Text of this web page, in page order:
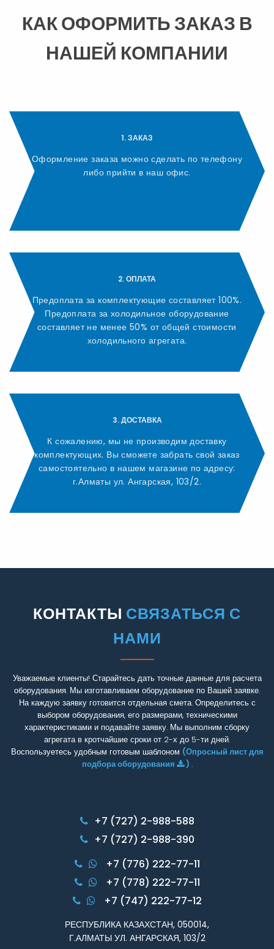
КАК ОФОРМИТЬ ЗАКАЗ В
НАШЕЙ КОМПАНИИ
1. ЗАКАЗ
Оформление заказа можно сделать по телефону
либо прийти в наш офис.
2. ОПЛАТА
Предоплата за комплектующие составляет 100%.
Предоплата за холодильное оборудование
составляет не менее 50% от общей стоимости
холодильного агрегата.
3. ДОСТАВКА
К сожалению, мы не производим доставку
комплектующих. Вы сможете забрать свой заказ
самостоятельно в нашем магазине по адресу:
г.Алматы ул. Ангарская, 103/2.
КОНТАКТЫ СВЯЗАТЬСЯ С
НАМИ
Уважаемые клиенты! Старайтесь дать точные данные для расчета
оборудования. Мы изготавливаем оборудование по Вашей заявке.
На каждую заявку готовится отдельная смета. Определитесь с
выбором оборудования, его размерами, техническими
характеристиками и подавайте заявку. Мы выполним сборку
агрегата в кротчайшие сроки от 2-х до 5-ти дней.
Воспользуетесь удобным готовым шаблоном (Опросный лист для
подбора оборудования
) .
+7 (727) 2-988-588
+7 (727) 2-988-390
+7 (776) 222-77-11
+7 (778) 222-77-11
+7 (747) 222-77-12
РЕСПУБЛИКА КАЗАХСТАН, 050014,
Г.АЛМАТЫ УЛ. АНГАРСКАЯ, 103/2